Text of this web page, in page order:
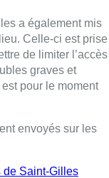
a également mis
Celle-ci est prise
de limiter l’accès
graves et
pour le moment
envoyés sur les
de Saint-Gilles